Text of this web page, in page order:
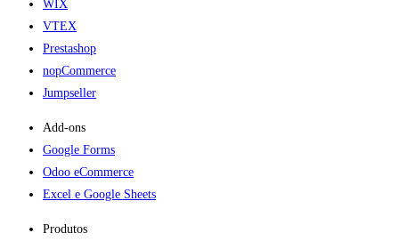
WIX
VTEX
Prestashop
nopCommerce
Jumpseller
Add-ons​
Google Forms
Odoo eCommerce
Excel e Google Sheets
Produtos